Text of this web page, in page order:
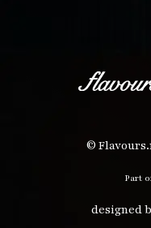
©
Part
designed